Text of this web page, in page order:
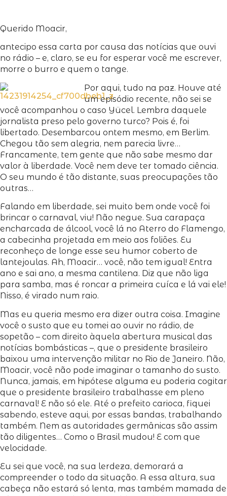
Querido Moacir,
antecipo essa carta por causa das notícias que ouvi
no rádio – e, claro, se eu for esperar você me escrever,
morre o burro e quem o tange.
Por aqui, tudo na paz. Houve até
um episódio recente, não sei se
você acompanhou o caso Yücel. Lembra daquele
jornalista preso pelo governo turco? Pois é, foi
libertado. Desembarcou ontem mesmo, em Berlim.
Chegou tão sem alegria, nem parecia livre…
Francamente, tem gente que não sabe mesmo dar
valor à liberdade. Você nem deve ter tomado ciência.
O seu mundo é tão distante, suas preocupações tão
outras…
Falando em liberdade, sei muito bem onde você foi
brincar o carnaval, viu! Não negue. Sua carapaça
encharcada de álcool, você lá no Aterro do Flamengo,
a cabecinha projetada em meio aos foliões. Eu
reconheço de longe esse seu humor coberto de
lantejoulas. Ah, Moacir… você, não tem igual! Entra
ano e sai ano, a mesma cantilena. Diz que não liga
para samba, mas é roncar a primeira cuíca e lá vai ele!
Nisso, é virado num raio.
Mas eu queria mesmo era dizer outra coisa. Imagine
você o susto que eu tomei ao ouvir no rádio, de
sopetão – com direito àquela abertura musical das
notícias bombásticas –, que o presidente brasileiro
baixou uma intervenção militar no Rio de Janeiro. Não,
Moacir, você não pode imaginar o tamanho do susto.
Nunca, jamais, em hipótese alguma eu poderia cogitar
que o presidente brasileiro trabalhasse em pleno
carnaval! E não só ele. Até o prefeito carioca, fiquei
sabendo, esteve aqui, por essas bandas, trabalhando
também. Nem as autoridades germânicas são assim
tão diligentes… Como o Brasil mudou! E com que
velocidade.
Eu sei que você, na sua lerdeza, demorará a
compreender o todo da situação. A essa altura, sua
cabeça não estará só lenta, mas também mamada de